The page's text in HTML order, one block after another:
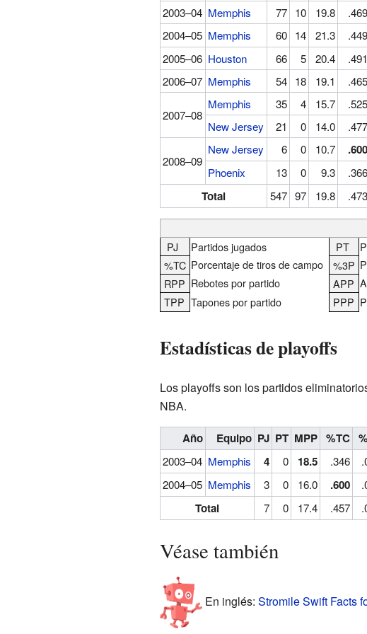
2003–04 Memphis 77 10 19.8 .469
2004–05 Memphis 60 14 21.3 .449
2005–06 Houston 66 5 20.4 .491
2006–07 Memphis 54 18 19.1 .465
2007–08
Memphis 35 4 15.7 .525
New Jersey
21 0 14.0 .477
2008–09
New Jersey 6 0 10.7 .600
Phoenix
13 0 9.3 .366
Total 547 97 19.8 .473
PJ Partidos jugados PT
%TC Porcentaje de tiros de campo %3P
RPP Rebotes por partido APP
TPP Tapones por partido PPP
Estadísticas de playoffs
Los playoffs son los partidos
NBA.
Año Equipo PJ PT MPP %TC
2003–04 Memphis 4 0 18.5 .346
2004–05 Memphis 3 0 16.0 .600
Total
7 0 17.4 .457
Véase también
En inglés: Stromile Swift Facts